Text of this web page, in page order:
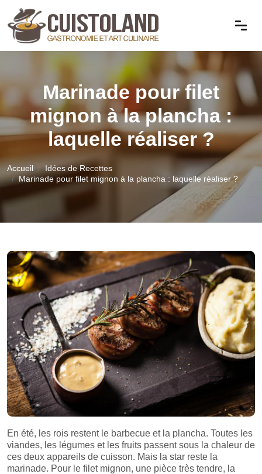
Marinade pour filet
mignon à la plancha :
laquelle réaliser ?
Accueil
Idées de Recettes
Marinade pour filet mignon à la plancha : laquelle réaliser ?
En été, les rois restent le barbecue et la plancha. Toutes les
viandes, les légumes et les fruits passent sous la chaleur de
ces deux appareils de cuisson. Mais la star reste la
marinade. Pour le filet mignon, une pièce très tendre, la